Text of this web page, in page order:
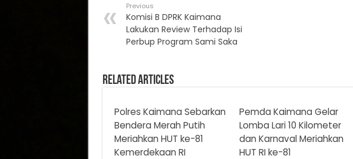
Previous
Komisi B DPRK Kaimana
Lakukan Review Terhadap Isi
Perbup Program Sami Saka
Related Articles
Polres Kaimana Sebarkan
Bendera Merah Putih
Meriahkan HUT ke-81
Kemerdekaan RI
Pemda Kaimana Gelar
Lomba Lari 10 Kilometer
dan Karnaval Meriahkan
HUT RI ke-81